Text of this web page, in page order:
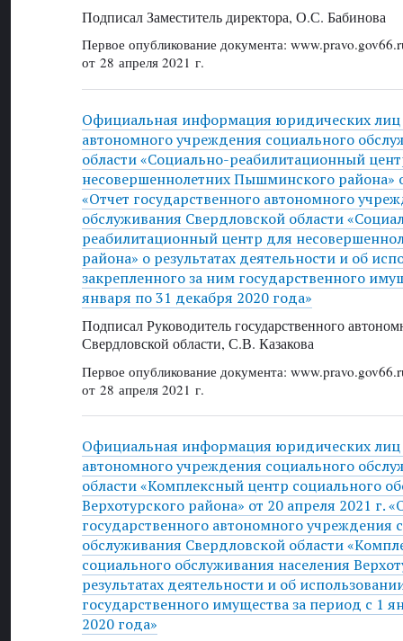
Подписал Заместитель директора, О.С. Бабинова
Первое опубликование документа:
от 28 апреля 2021 г.
Официальная информация юридических лиц
автономного учреждения социального
области «Социально-реабилитационный
несовершеннолетних Пышминского района»
«Отчет государственного автономного
обслуживания Свердловской области
реабилитационный центр для
района» о результатах деятельности и об
закрепленного за ним государственного
января по 31 декабря 2020 года»
Подписал Руководитель государственного
Свердловской области, С.В. Казакова
Первое опубликование документа:
от 28 апреля 2021 г.
Официальная информация юридических лиц
автономного учреждения социального
области «Комплексный центр социального
Верхотурского района» от 20 апреля 2021 г.
государственного автономного учреждения
обслуживания Свердловской области
социального обслуживания населения
результатах деятельности и об
государственного имущества за период с 1
2020 года»